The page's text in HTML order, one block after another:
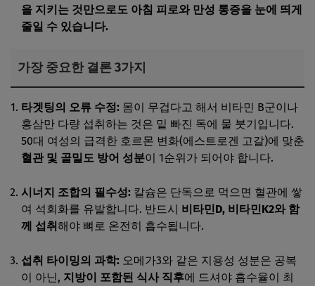
을 지키는 것만으로도 아침 피로와 만성 통증을 눈에 띄게
줄일 수 있습니다.
가장 중요한 결론 3가지
타겟팅의 오류 수정: 몸이 무겁다고 해서 비타민 B군이나
홍삼만 다량 섭취하는 것은 밑 빠진 독에 물 붓기입니다.
50대 여성의 급격한 호르몬 변화(에스트로겐 고갈)에 맞춘
혈관 및 골밀도 방어 성분이 1순위가 되어야 합니다.
시너지 조합의 필수성: 칼슘은 단독으로 먹으면 혈관에 쌓
여 석회화를 유발합니다. 반드시 비타민D, 비타민K2와 함
께 섭취해야 뼈로 온전히 흡수됩니다.
섭취 타이밍의 과학: 오메가3와 같은 지용성 성분은 공복
이 아닌, 지방이 포함된 식사 직후에 드셔야 흡수율이 최